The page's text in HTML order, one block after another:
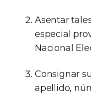
Asentar
especial
Nacional
Consignar
apellido,